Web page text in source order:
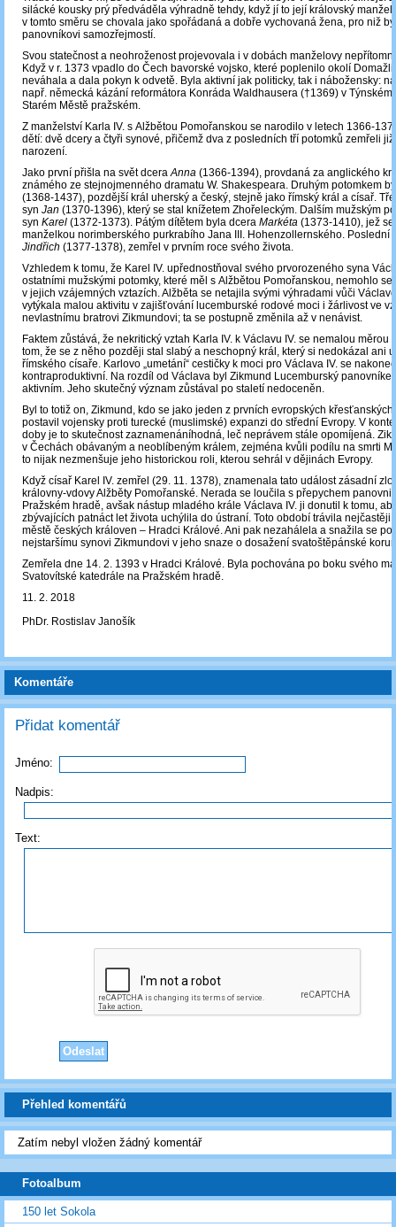
silácké kousky prý předváděla výhradně tehdy, když jí to její královský manžel
v tomto směru se chovala jako spořádaná a dobře vychovaná žena, pro niž
panovníkovi samozřejmostí.
Svou statečnost a neohroženost projevovala i v dobách manželovy
Když v r. 1373 vpadlo do Čech bavorské vojsko, které poplenilo okolí
neváhala a dala pokyn k odvetě. Byla aktivní jak politicky, tak i nábožensky:
např. německá kázání reformátora Konráda Waldhausera (†1369) v Týnském
Starém Městě pražském.
Z manželství Karla IV. s Alžbětou Pomořanskou se narodilo v letech 1366-
dětí: dvě dcery a čtyři synové, přičemž dva z posledních tří potomků zemřeli
narození.
Jako první přišla na svět dceraAnna (1366-1394), provdaná za anglického
známého ze stejnojmenného dramatu W. Shakespeara. Druhým potomkem
(1368-1437), pozdější král uherský a český, stejně jako římský král a císař.
syn Jan (1370-1396), který se stal knížetem Zhořeleckým. Dalším mužským
syn Karel (1372-1373). Pátým dítětem byla dcera Markéta (1373-1410), jež
manželkou norimberského purkrabího Jana III. Hohenzollernského. Poslední
Jindřich (1377-1378), zemřel v prvním roce svého života.
Vzhledem k tomu, že Karel IV. upřednostňoval svého prvorozeného syna
ostatními mužskými potomky, které měl s Alžbětou Pomořanskou, nemohlo
v jejich vzájemných vztazích. Alžběta se netajila svými výhradami vůči
vytýkala malou aktivitu v zajišťování lucemburské rodové moci i žárlivost ve
nevlastnímu bratrovi Zikmundovi; ta se postupně změnila až v nenávist.
Faktem zůstává, že nekritický vztah Karla IV. k Václavu IV. se nemalou měrou
tom, že se z něho později stal slabý a neschopný král, který si nedokázal ani
římského císaře. Karlovo „umetání“ cestičky k moci pro Václava IV. se
kontraproduktivní. Na rozdíl od Václava byl Zikmund Lucemburský
aktivním. Jeho skutečný význam zůstával po staletí nedoceněn.
Byl to totiž on, Zikmund, kdo se jako jeden z prvních evropských
postavil vojensky proti turecké (muslimské) expanzi do střední Evropy. V
doby je to skutečnost zaznamenáníhodná, leč neprávem stále opomíjená.
v Čechách obávaným a neoblíbeným králem, zejména kvůli podílu na smrti
to nijak nezmenšuje jeho historickou roli, kterou sehrál v dějinách Evropy.
Když císař Karel IV. zemřel (29. 11. 1378), znamenala tato událost zásadní
královny-vdovy Alžběty Pomořanské. Nerada se loučila s přepychem
Pražském hradě, avšak nástup mladého krále Václava IV. ji donutil k tomu,
zbývajících patnáct let života uchýlila do ústraní. Toto období trávila nejčastěji
městě českých královen – Hradci Králové. Ani pak nezahálela a snažila se
nejstaršímu synovi Zikmundovi v jeho snaze o dosažení svatoštěpánské
Zemřela dne 14. 2. 1393 v Hradci Králové. Byla pochována po boku svého
Svatovítské katedrále na Pražském hradě.
11. 2. 2018
PhDr. Rostislav Janošík
Komentáře
Přidat komentář
Jméno:
Nadpis:
Text:
Přehled komentářů
Zatím nebyl vložen žádný komentář
Fotoalbum
150 let Sokola